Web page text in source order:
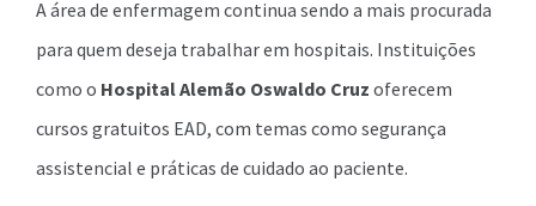
A área de enfermagem continua sendo a mais procurada
para quem deseja trabalhar em hospitais. Instituições
como o Hospital Alemão Oswaldo Cruz oferecem
cursos gratuitos EAD, com temas como segurança
assistencial e práticas de cuidado ao paciente.